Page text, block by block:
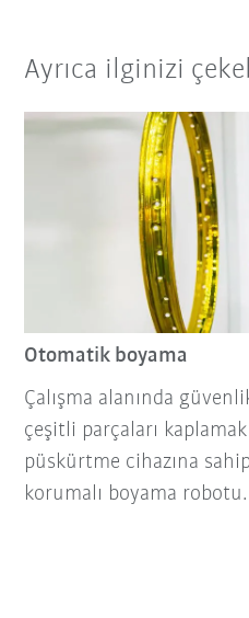
Ayrıca ilginizi
Otomatik boyama
Çalışma alanında
çeşitli parçaları
püskürtme cihazına
korumalı boyama robotu.